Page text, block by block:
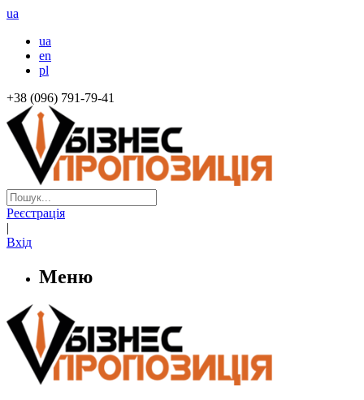
ua
ua
en
pl
+38 (096) 791-79-41
Реєстрація
|
Вхід
Меню